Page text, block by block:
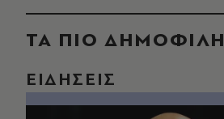
ΤΑ ΠΙΟ ΔΗΜΟΦΙΛΗ
ΕΙΔΗΣΕΙΣ